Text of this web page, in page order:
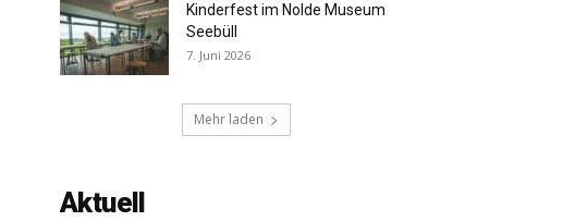
Kinderfest im Nolde Museum
Seebüll
7. Juni 2026
Mehr laden
Aktuell